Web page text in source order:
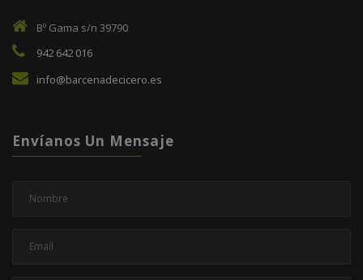
Bº Gama s/n 39790
942 642 016
info@barcenadecicero.es
Envíanos Un Mensaje